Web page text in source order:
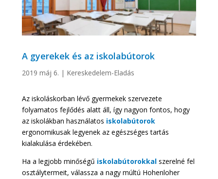
A gyerekek és az iskolabútorok
2019 máj 6. | Kereskedelem-Eladás
Az iskoláskorban lévő gyermekek szervezete
folyamatos fejlődés alatt áll, így nagyon fontos, hogy
az iskolákban használatos iskolabútorok
ergonomikusak legyenek az egészséges tartás
kialakulása érdekében.
Ha a legjobb minőségű iskolabútorokkalszerelné fel
osztálytermeit, válassza a nagy múltú Hohenloher